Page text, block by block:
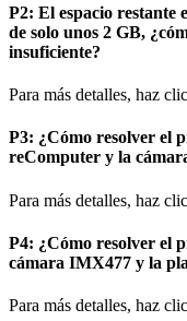
P2: El espacio restante
de solo unos 2 GB,
insuficiente?
Para más detalles, haz clic
P3: ¿Cómo resolver el
reComputer y la
Para más detalles, haz clic
P4: ¿Cómo resolver el
cámara IMX477 y la
Para más detalles, haz clic